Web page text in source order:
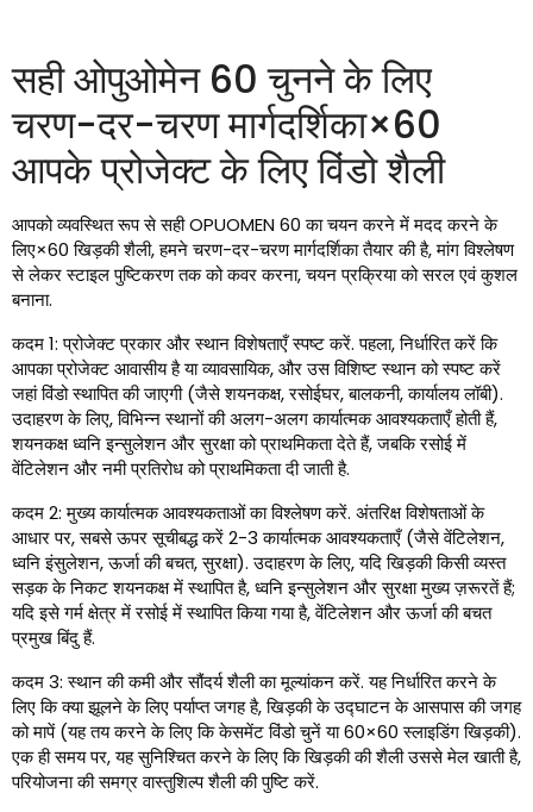
सही ओपुओमेन 60 चुनने के लिए
चरण-दर-चरण मार्गदर्शिका×60
आपके प्रोजेक्ट के लिए विंडो शैली
आपको व्यवस्थित रूप से सही OPUOMEN 60 का चयन करने में मदद करने के
लिए×60 खिड़की शैली, हमने चरण-दर-चरण मार्गदर्शिका तैयार की है, मांग विश्लेषण
से लेकर स्टाइल पुष्टिकरण तक को कवर करना, चयन प्रक्रिया को सरल एवं कुशल
बनाना.
कदम 1: प्रोजेक्ट प्रकार और स्थान विशेषताएँ स्पष्ट करें. पहला, निर्धारित करें कि
आपका प्रोजेक्ट आवासीय है या व्यावसायिक, और उस विशिष्ट स्थान को स्पष्ट करें
जहां विंडो स्थापित की जाएगी (जैसे शयनकक्ष, रसोईघर, बालकनी, कार्यालय लॉबी).
उदाहरण के लिए, विभिन्न स्थानों की अलग-अलग कार्यात्मक आवश्यकताएँ होती हैं,
शयनकक्ष ध्वनि इन्सुलेशन और सुरक्षा को प्राथमिकता देते हैं, जबकि रसोई में
वेंटिलेशन और नमी प्रतिरोध को प्राथमिकता दी जाती है.
कदम 2: मुख्य कार्यात्मक आवश्यकताओं का विश्लेषण करें. अंतरिक्ष विशेषताओं के
आधार पर, सबसे ऊपर सूचीबद्ध करें 2-3 कार्यात्मक आवश्यकताएँ (जैसे वेंटिलेशन,
ध्वनि इंसुलेशन, ऊर्जा की बचत, सुरक्षा). उदाहरण के लिए, यदि खिड़की किसी व्यस्त
सड़क के निकट शयनकक्ष में स्थापित है, ध्वनि इन्सुलेशन और सुरक्षा मुख्य ज़रूरतें हैं;
यदि इसे गर्म क्षेत्र में रसोई में स्थापित किया गया है, वेंटिलेशन और ऊर्जा की बचत
प्रमुख बिंदु हैं.
कदम 3: स्थान की कमी और सौंदर्य शैली का मूल्यांकन करें. यह निर्धारित करने के
लिए कि क्या झूलने के लिए पर्याप्त जगह है, खिड़की के उद्घाटन के आसपास की जगह
को मापें (यह तय करने के लिए कि केसमेंट विंडो चुनें या 60×60 स्लाइडिंग खिड़की).
एक ही समय पर, यह सुनिश्चित करने के लिए कि खिड़की की शैली उससे मेल खाती है,
परियोजना की समग्र वास्तुशिल्प शैली की पुष्टि करें.